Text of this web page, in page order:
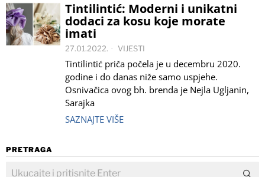
Tintilintić: Moderni i unikatni
dodaci za kosu koje morate
imati
27.01.2022. VIJESTI
Tintilintić priča počela je u decembru 2020.
godine i do danas niže samo uspjehe.
Osnivačica ovog bh. brenda je Nejla Ugljanin,
Sarajka
SAZNAJTE VIŠE
PRETRAGA